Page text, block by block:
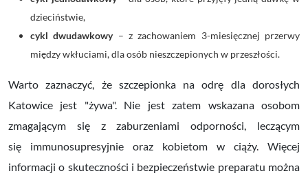
dzieciństwie,
cykl dwudawkowy – z zachowaniem 3-miesięcznej przerwy
między wkłuciami, dla osób nieszczepionych w przeszłości.
Warto zaznaczyć, że szczepionka na odrę dla dorosłych
Katowice jest "żywa". Nie jest zatem wskazana osobom
zmagającym się z zaburzeniami odporności, leczącym
się immunosupresyjnie oraz kobietom w ciąży. Więcej
informacji o skuteczności i bezpieczeństwie preparatu można